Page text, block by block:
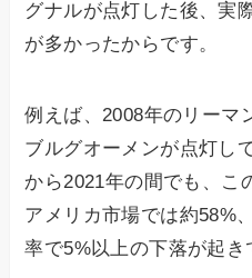
グナルが点灯した後、実
が多かったからです。
例えば、2008年のリーマ
ブルグオーメンが点灯し
から2021年の間でも、こ
アメリカ市場では約58%
率で5%以上の下落が起き